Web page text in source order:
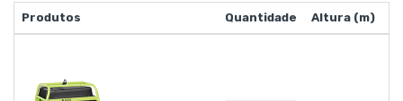
Produtos Quantidade Altura (m)